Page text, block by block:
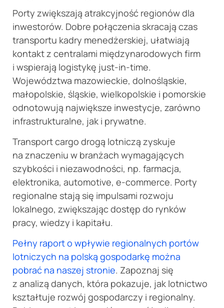
Porty zwiększają atrakcyjność regionów dla
inwestorów. Dobre połączenia skracają czas
transportu kadry menedżerskiej, ułatwiają
kontakt z centralami międzynarodowych firm
i wspierają logistykę just-in-time.
Województwa mazowieckie, dolnośląskie,
małopolskie, śląskie, wielkopolskie i pomorskie
odnotowują największe inwestycje, zarówno
infrastrukturalne, jak i prywatne.
Transport cargo drogą lotniczą zyskuje
na znaczeniu w branżach wymagających
szybkości i niezawodności, np. farmacja,
elektronika, automotive, e-commerce. Porty
regionalne stają się impulsami rozwoju
lokalnego, zwiększając dostęp do rynków
pracy, wiedzy i kapitału.
Pełny raport o wpływie regionalnych portów
lotniczych na polską gospodarkę można
pobrać na naszej stronie. Zapoznaj się
z analizą danych, która pokazuje, jak lotnictwo
kształtuje rozwój gospodarczy i regionalny.